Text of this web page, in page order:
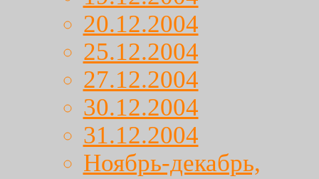
20.12.2004
25.12.2004
27.12.2004
30.12.2004
31.12.2004
Ноябрь-декабрь,